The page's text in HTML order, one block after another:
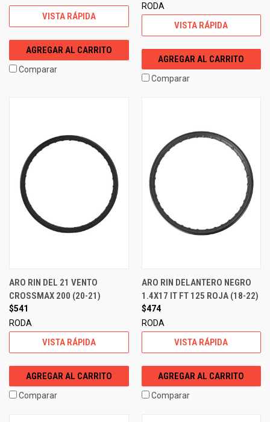
VISTA RÁPIDA
AGREGAR AL CARRITO
Comparar
RODA
VISTA RÁPIDA
AGREGAR AL CARRITO
Comparar
ARO RIN DEL 21 VENTO
CROSSMAX 200 (20-21)
$541
RODA
VISTA RÁPIDA
AGREGAR AL CARRITO
Comparar
ARO RIN DELANTERO NEGRO
1.4X17 IT FT 125 ROJA (18-22)
$474
RODA
VISTA RÁPIDA
AGREGAR AL CARRITO
Comparar